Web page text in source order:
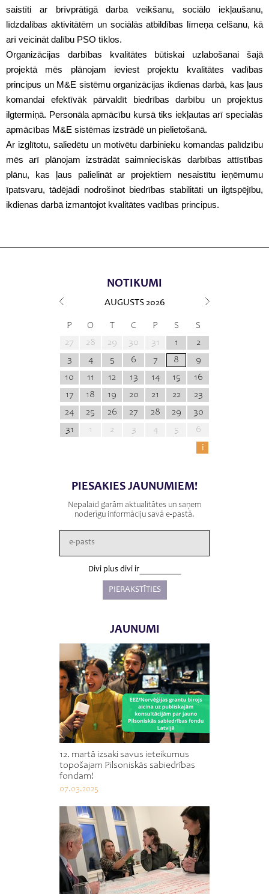
saistīti ar brīvprātīgā darba veikšanu, sociālo iekļaušanu,
līdzdalibas aktivitātēm un sociālās atbildības līmeņa celšanu, kā
arī veicināt dalību PSO tīklos.
Organizācijas darbības kvalitātes būtiskai uzlabošanai šajā
projektā mēs plānojam ieviest projektu kvalitātes vadības
principus un M&E sistēmu organizācijas ikdienas darbā, kas ļaus
komandai efektīvāk pārvaldīt biedrības darbību un projektus
ilgtermiņā. Personāla apmācību kursā tiks iekļautas arī specialās
apmācības M&E sistēmas izstrādē un pielietošanā.
Ar izglītotu, saliedētu un motivētu darbinieku komandas palīdzību
mēs arī plānojam izstrādāt saimnieciskās darbības attīstības
plānu, kas ļaus palielināt ar projektiem nesaistītu ieņēmumu
īpatsvaru, tādējādi nodrošinot biedrības stabilitāti un ilgtspējību,
ikdienas darbā izmantojot kvalitātes vadības principus.
NOTIKUMI
AUGUSTS 2026
P O T C P S
S
27
28 29 30 31 1
2
3
4 5 6 7 8
9
10
11 12 13 14 15
16
17
18 19 20 21 22
23
24
25 26 27 28 29
30
31
1 2 3 4 5
6
i
PIESAKIES JAUNUMIEM!
Nepalaid garām aktualitātes un saņem
noderīgu informāciju savā e-pastā.
Divi plus divi ir
JAUNUMI
12. martā izsaki savus ieteikumus
topošajam Pilsoniskās sabiedrības
fondam!
07.03.2025